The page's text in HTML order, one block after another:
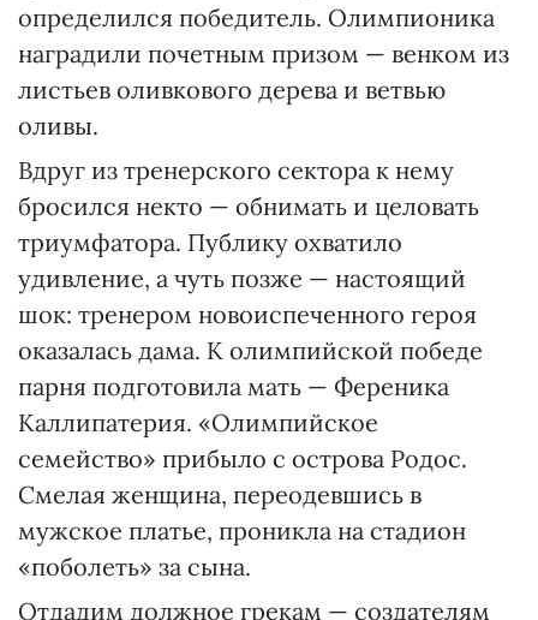
определился победитель. Олимпионика
наградили почетным призом — венком из
листьев оливкового дерева и ветвью
оливы.
Вдруг из тренерского сектора к нему
бросился некто — обнимать и целовать
триумфатора. Публику охватило
удивление, а чуть позже — настоящий
шок: тренером новоиспеченного героя
оказалась дама. К олимпийской победе
парня подготовила мать — Ференика
Каллипатерия. «Олимпийское
семейство» прибыло с острова Родос.
Смелая женщина, переодевшись в
мужское платье, проникла на стадион
«поболеть» за сына.
Отдадим должное грекам — создателям